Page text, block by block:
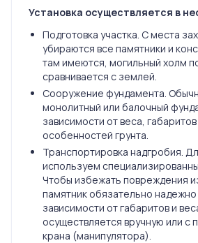
Установка осуществляется в
Подготовка участка. С места
убираются все памятники и
там имеются, могильный холм
сравнивается с землей.
Сооружение фундамента.
монолитный или балочный
зависимости от веса,
особенностей грунта.
Транспортировка надгробия.
используем
Чтобы избежать повреждения
памятник обязательно
зависимости от габаритов и
осуществляется вручную или с
крана (манипулятора).